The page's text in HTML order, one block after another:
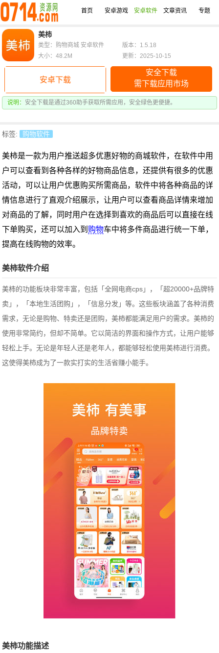
首页 安卓游戏 安卓软件 文章资讯 专题
美柿
安卓下载
安全下载
需下载应用市场
说明： 安全下载是通过360助手获取所需应用，安全绿色更便捷。
类型：购物商城 安卓软件
版本：1.5.18
大小：48.2M
更新：2025-10-15
标签: 购物软件
美柿是一款为用户推送超多优惠好物的商城软件，在软件中用
户可以查看到各种各样的好物商品信息，还提供有很多的优惠
活动，可以让用户优惠购买所需商品，软件中将各种商品的详
情信息进行了直观介绍展示，让用户可以查看商品详情来增加
对商品的了解，同时用户在选择到喜欢的商品后可以直接在线
下单购买，还可以加入到 购物车中将多件商品进行统一下单，
提高在线购物的效率。
美柿软件介绍
美柿的功能板块非常丰富，包括「全网电商cps」，「超20000+品牌特
卖」，「本地生活团购」，「信息分发」等。这些板块涵盖了各种消费
需求，无论是购物、特卖还是团购，美柿都能满足用户的需求。美柿的
使用非常简约，但却不简单。它以简洁的界面和操作方式，让用户能够
轻松上手。无论是年轻人还是老年人，都能够轻松使用美柿进行消费。
这使得美柿成为了一款实打实的生活省赚小能手。
美柿功能描述